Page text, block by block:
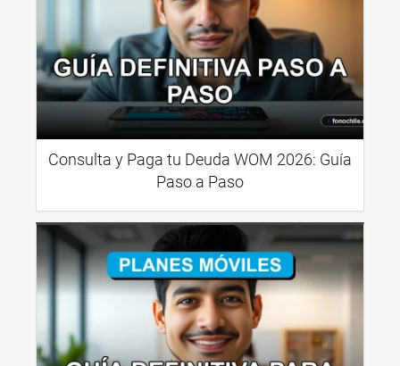
Consulta y Paga tu Deuda WOM 2026: Guía
Paso a Paso